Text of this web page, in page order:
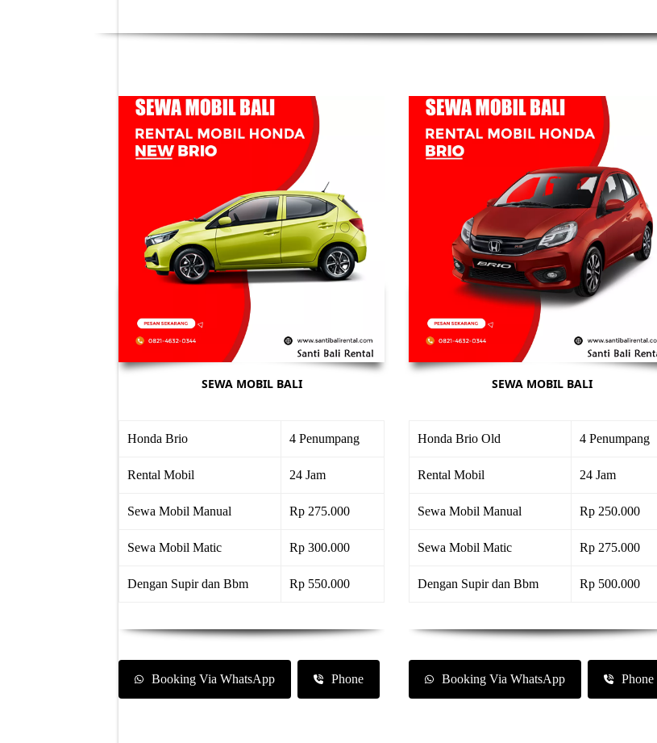
SEWA MOBIL BALI
Honda Brio 4 Penumpang
Rental Mobil 24 Jam
Sewa Mobil Manual Rp 275.000
Sewa Mobil Matic Rp 300.000
Dengan Supir dan Bbm Rp 550.000
Booking Via WhatsApp Phone
SEWA MOBIL BALI
Honda Brio Old 4 Penumpang
Rental Mobil 24 Jam
Sewa Mobil Manual Rp 250.000
Sewa Mobil Matic Rp 275.000
Dengan Supir dan Bbm Rp 500.000
Booking Via WhatsApp Phone